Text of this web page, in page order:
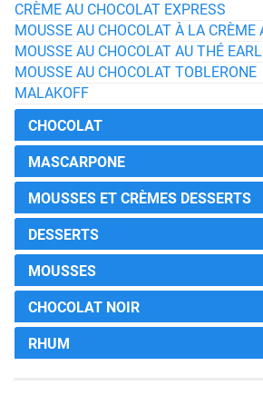
CRÈME AU CHOCOLAT EXPRESS
MOUSSE AU CHOCOLAT À LA CRÈME
MOUSSE AU CHOCOLAT AU THÉ
MOUSSE AU CHOCOLAT TOBLERONE
MALAKOFF
CHOCOLAT
MASCARPONE
MOUSSES ET CRÈMES DESSERTS
DESSERTS
MOUSSES
CHOCOLAT NOIR
RHUM